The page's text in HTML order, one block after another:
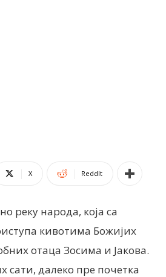
X ReddIt
реку народа, која са
кивотима Божијих
отаца Зосима и Јакова.
сати, далеко пре почетка